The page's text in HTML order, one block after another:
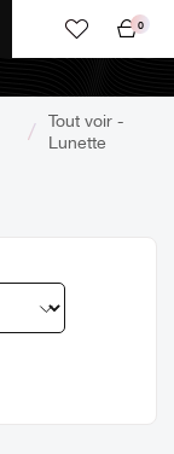
panier
0
Tout voir -
Lunette